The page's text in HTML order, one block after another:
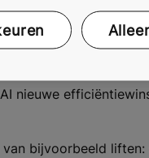
afwijkingen
à 30 % wordt
nieuwe
bijvoorbeeld